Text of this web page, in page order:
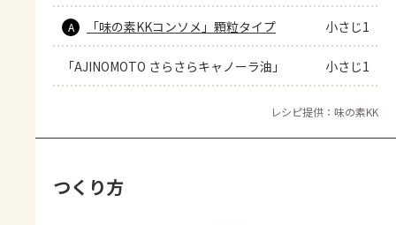
A 「味の素KKコンソメ」顆粒タイプ 小さじ1
「AJINOMOTO さらさらキャノーラ油」 小さじ1
レシピ提供：味の素KK
つくり方